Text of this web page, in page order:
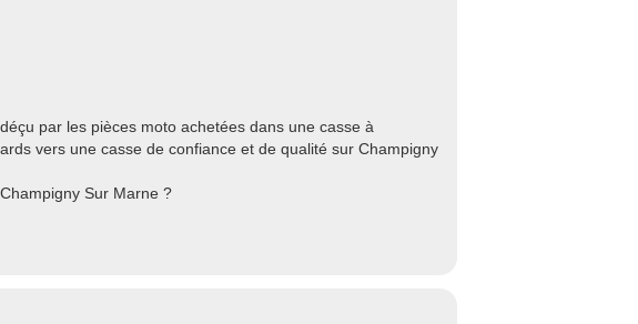
par les pièces moto achetées dans une casse à
vers une casse de confiance et de qualité sur Champigny
Sur Marne ?